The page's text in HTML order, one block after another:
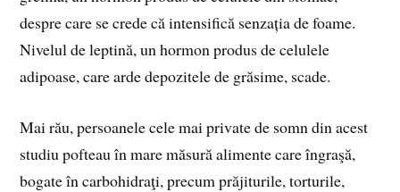
despre care se crede că intensifică senzația de foame.
Nivelul de leptină, un hormon produs de celulele
adipoase, care arde depozitele de grăsime, scade.
Mai rău, persoanele cele mai private de somn din acest
studiu pofteau în mare măsură alimente care îngraşă,
bogate în carbohidraţi, precum prăjiturile, torturile,